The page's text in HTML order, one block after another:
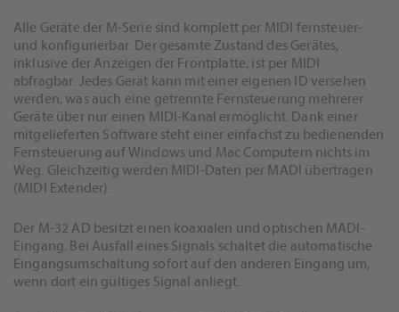
Alle Geräte der M-Serie sind komplett per MIDI fernsteuer-
und konfigurierbar. Der gesamte Zustand des Gerätes,
inklusive der Anzeigen der Frontplatte, ist per MIDI
abfragbar. Jedes Gerät kann mit einer eigenen ID versehen
werden, was auch eine getrennte Fernsteuerung mehrerer
Geräte über nur einen MIDI-Kanal ermöglicht. Dank einer
mitgelieferten Software steht einer einfachst zu bedienenden
Fernsteuerung auf Windows und Mac Computern nichts im
Weg. Gleichzeitig werden MIDI-Daten per MADI übertragen
(MIDI Extender).
Der M-32 AD besitzt einen koaxialen und optischen MADI-
Eingang. Bei Ausfall eines Signals schaltet die automatische
Eingangsumschaltung sofort auf den anderen Eingang um,
wenn dort ein gültiges Signal anliegt.